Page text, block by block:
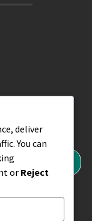
deliver
You can
or Reject